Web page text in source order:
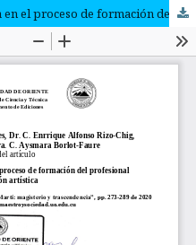
José Martí y el Arte: una mirada en el proceso de formación del profesional de la educación artística